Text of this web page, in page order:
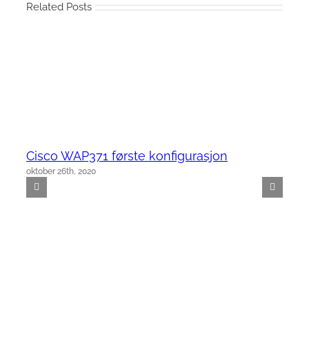
Related Posts
Cisco WAP371 første konfigurasjon
oktober 26th, 2020